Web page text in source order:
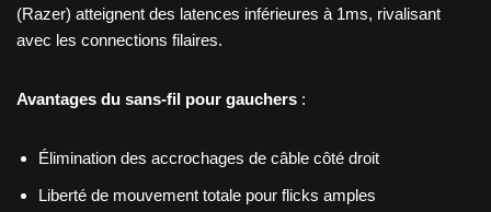
(Razer) atteignent des latences inférieures à 1ms, rivalisant
avec les connections filaires.
Avantages du sans-fil pour gauchers :
Élimination des accrochages de câble côté droit
Liberté de mouvement totale pour flicks amples